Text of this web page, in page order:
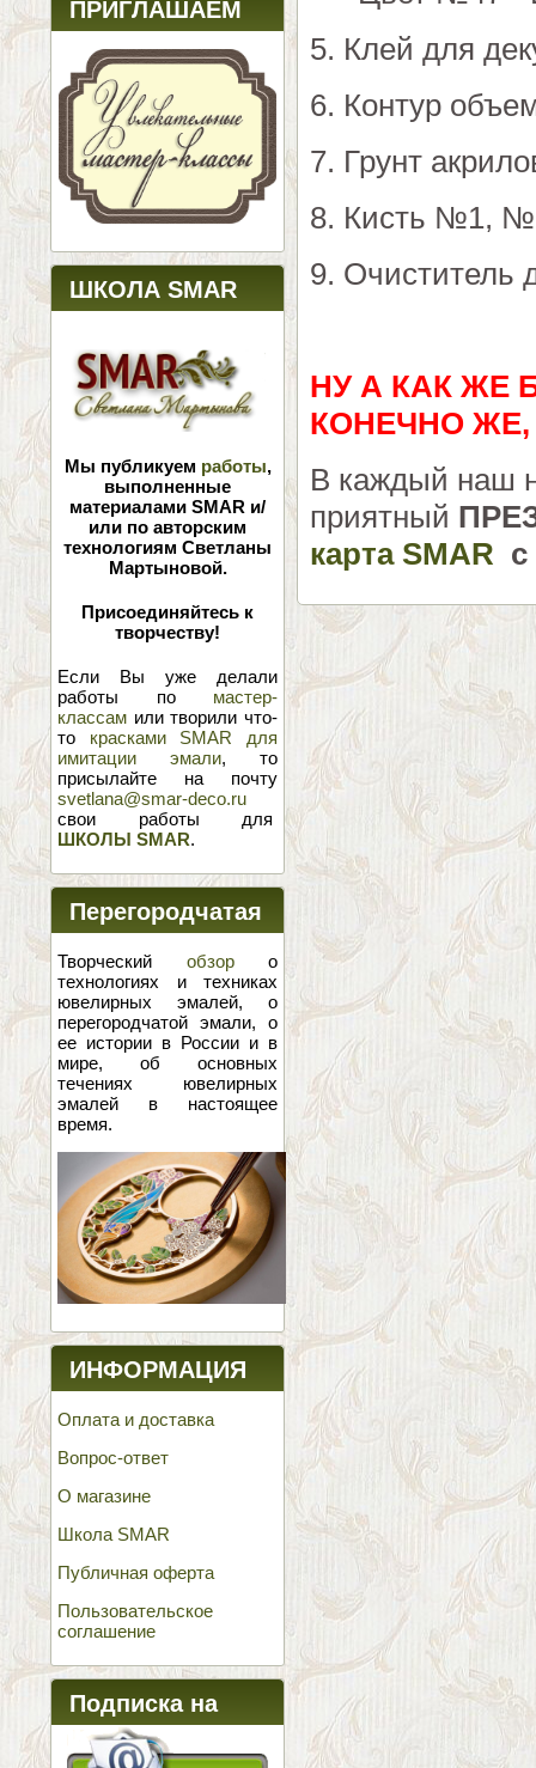
ПРИГЛАШАЕМ
ШКОЛА SMAR
Мы публикуем работы,
выполненные
материалами SMAR и/
или по авторским
технологиям Светланы
Мартыновой.
Присоединяйтесь к
творчеству!
Если Вы уже делали
работы по мастер-
классам или творили что-
то красками SMAR для
имитации эмали, то
присылайте на почту
svetlana@smar-deco.ru
свои работы для
ШКОЛЫ SMAR.
Перегородчатая
эмаль
Творческий обзоро
технологиях и техниках
ювелирных эмалей, о
перегородчатой эмали, о
ее истории в России и в
мире, об основных
течениях ювелирных
эмалей в настоящее
время.
ИНФОРМАЦИЯ
Оплата и доставка
Вопрос-ответ
О магазине
Школа SMAR
Публичная оферта
Пользовательское
соглашение
Подписка на
новости
5. Клей для
6. Контур
7. Грунт
8. Кисть №1,
9. Очиститель
НУ А КАК ЖЕ
КОНЕЧНО
В каждый наш
приятный
карта SMAR